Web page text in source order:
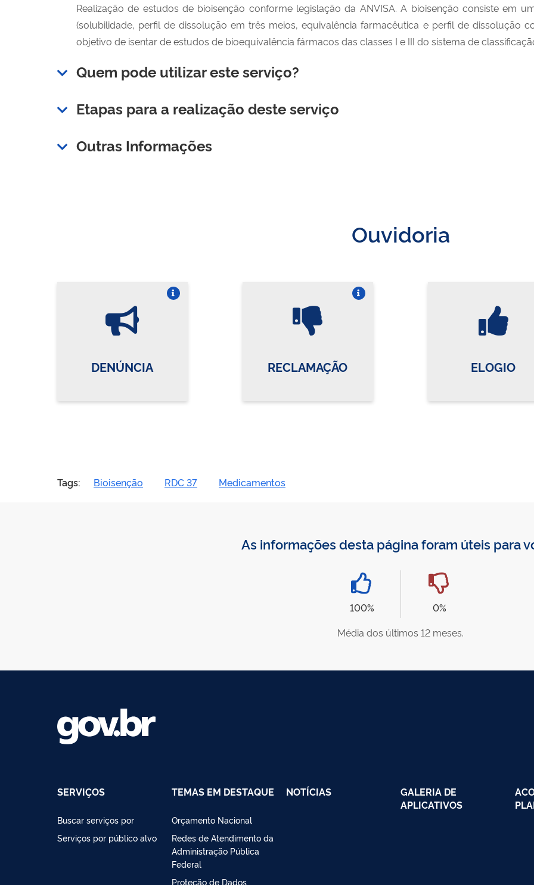
Realização de estudos de bioisenção conforme legislação da ANVISA. A bioisenção consiste em
(solubilidade, perfil de dissolução em três meios, equivalência farmacêutica e perfil de dissolução
objetivo de isentar de estudos de bioequivalência fármacos das classes I e III do sistema de
Quem pode utilizar este serviço?
Etapas para a realização deste serviço
Outras Informações
Ouvidoria
DENÚNCIA RECLAMAÇÃO ELOGIO
Tags: Bioisenção RDC 37 Medicamentos
As informações desta página foram úteis para
100%
0%
Média dos últimos 12 meses.
SERVIÇOS
Buscar serviços por
Serviços por público alvo
TEMAS EM DESTAQUE
Orçamento Nacional
Redes de Atendimento da
Administração Pública
Federal
Proteção de Dados
NOTÍCIAS
GALERIA DE
APLICATIVOS